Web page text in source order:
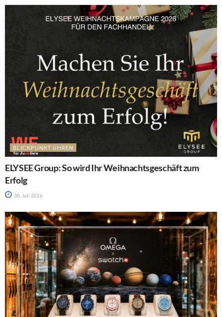
BLICKPUNKT UHREN
ELYSEE Group: So wird Ihr Weihnachtsgeschäft zum
Erfolg
30. Juli 2026